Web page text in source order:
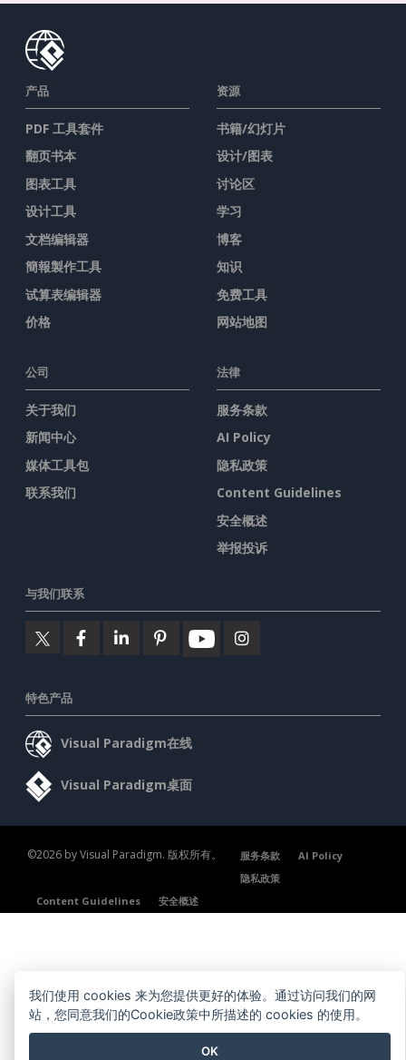
产品
PDF 工具套件
翻页书本
图表工具
设计工具
文档编辑器
簡報製作工具
试算表编辑器
价格
资源
书籍/幻灯片
设计/图表
讨论区
学习
博客
知识
免费工具
网站地图
公司
关于我们
新闻中心
媒体工具包
联系我们
法律
服务条款
AI Policy
隐私政策
Content Guidelines
安全概述
举报投诉
与我们联系
特色产品
Visual Paradigm在线
Visual Paradigm桌面
©2026 by Visual Paradigm. 版权所有。 服务条款
AI Policy
隐私政策
Content Guidelines
安全概述
我们使用 cookies 来为您提供更好的体验。通过访问我们的网
站，您同意我们的Cookie政策中所描述的 cookies 的使用。
OK